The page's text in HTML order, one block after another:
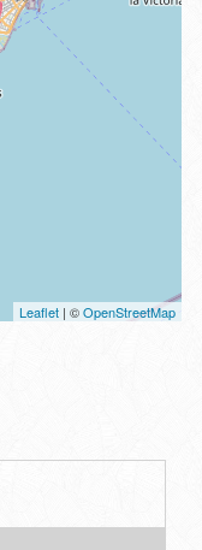
Leaflet | ©OpenStreetMap